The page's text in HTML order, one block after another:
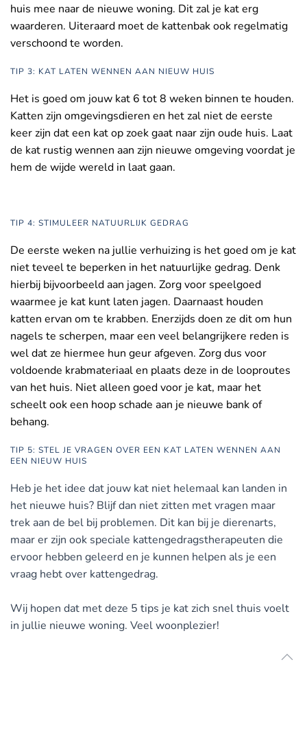
huis mee naar de nieuwe woning. Dit zal je kat erg
waarderen. Uiteraard moet de kattenbak ook regelmatig
verschoond te worden.
TIP 3: KAT LATEN WENNEN AAN NIEUW HUIS
Het is goed om jouw kat 6 tot 8 weken binnen te houden.
Katten zijn omgevingsdieren en het zal niet de eerste
keer zijn dat een kat op zoek gaat naar zijn oude huis. Laat
de kat rustig wennen aan zijn nieuwe omgeving voordat je
hem de wijde wereld in laat gaan.
TIP 4: STIMULEER NATUURLIJK GEDRAG
De eerste weken na jullie verhuizing is het goed om je kat
niet teveel te beperken in het natuurlijke gedrag. Denk
hierbij bijvoorbeeld aan jagen. Zorg voor speelgoed
waarmee je kat kunt laten jagen. Daarnaast houden
katten ervan om te krabben. Enerzijds doen ze dit om hun
nagels te scherpen, maar een veel belangrijkere reden is
wel dat ze hiermee hun geur afgeven. Zorg dus voor
voldoende krabmateriaal en plaats deze in de looproutes
van het huis. Niet alleen goed voor je kat, maar het
scheelt ook een hoop schade aan je nieuwe bank of
behang.
TIP 5: STEL JE VRAGEN OVER EEN KAT LATEN WENNEN AAN
EEN NIEUW HUIS
Heb je het idee dat jouw kat niet helemaal kan landen in
het nieuwe huis? Blijf dan niet zitten met vragen maar
trek aan de bel bij problemen. Dit kan bij je dierenarts,
maar er zijn ook speciale kattengedragstherapeuten die
ervoor hebben geleerd en je kunnen helpen als je een
vraag hebt over kattengedrag.
Wij hopen dat met deze 5 tips je kat zich snel thuis voelt
in jullie nieuwe woning. Veel woonplezier!